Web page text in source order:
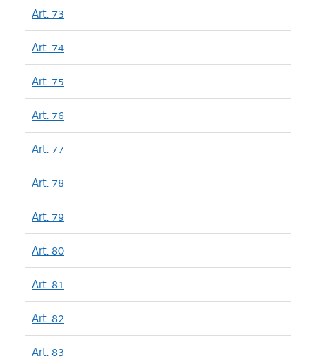
Art. 73
Art. 74
Art. 75
Art. 76
Art. 77
Art. 78
Art. 79
Art. 80
Art. 81
Art. 82
Art. 83